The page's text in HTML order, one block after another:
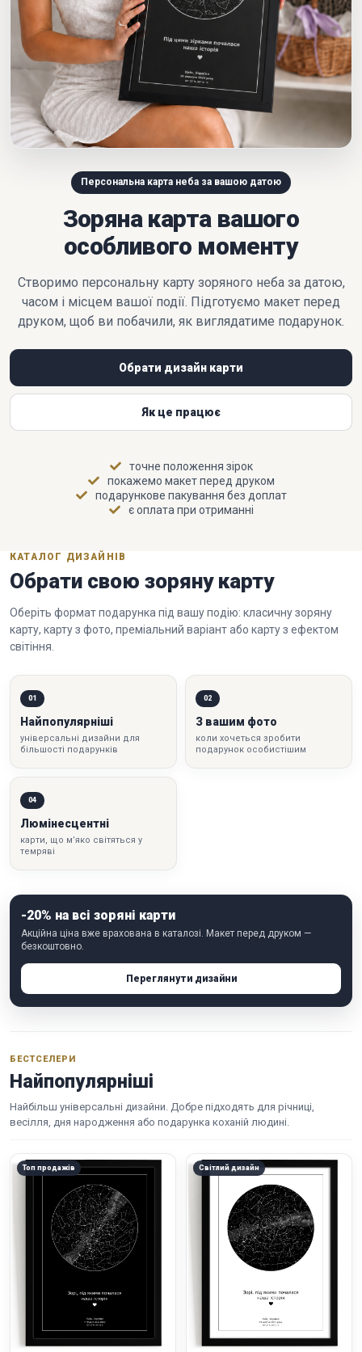
Персональна карта неба за вашою датою
Зоряна карта вашого
особливого моменту
Створимо персональну карту зоряного неба за датою,
часом і місцем вашої події. Підготуємо макет перед
друком, щоб ви побачили, як виглядатиме подарунок.
Обрати дизайн карти
Як це працює
точне положення зірок
покажемо макет перед друком
подарункове пакування без доплат
є оплата при отриманні
КАТАЛОГ ДИЗАЙНІВ
Обрати свою зоряну карту
Оберіть формат подарунка під вашу подію: класичну зоряну
карту, карту з фото, преміальний варіант або карту з ефектом
світіння.
01
Найпопулярніші
універсальні дизайни для
більшості подарунків
02
З вашим фото
коли хочеться зробити
подарунок особистішим
04
Люмінесцентні
карти, що м’яко світяться у
темряві
-20% на всі зоряні карти
Акційна ціна вже врахована в каталозі. Макет перед друком —
безкоштовно.
Переглянути дизайни
БЕСТСЕЛЕРИ
Найпопулярніші
Найбільш універсальні дизайни. Добре підходять для річниці,
весілля, дня народження або подарунка коханій людині.
Топ продажів Світлий дизайн